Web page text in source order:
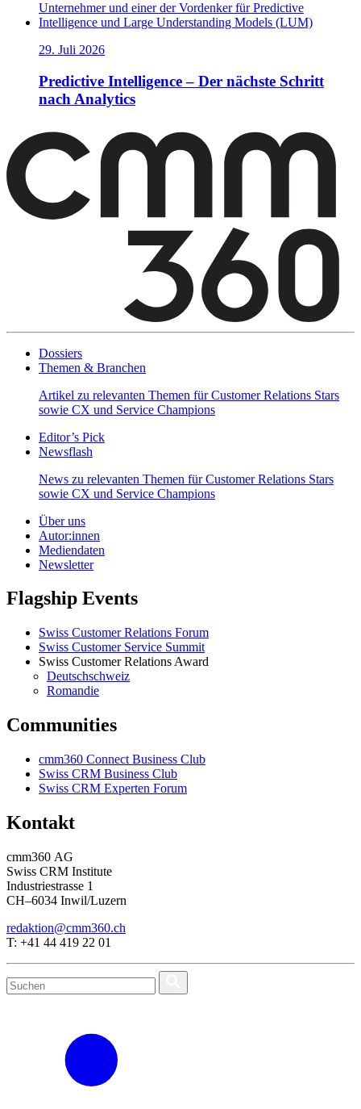
29. Juli 2026
Predictive Intelligence – Der nächste Schritt
nach Analytics
Dossiers
Themen & Branchen
Artikel zu relevanten Themen für Customer Relations Stars
sowie CX und Service Champions
Editor’s Pick
Newsflash
News zu relevanten Themen für Customer Relations Stars
sowie CX und Service Champions
Über uns
Autor:innen
Mediendaten
Newsletter
Flagship Events
Swiss Customer Relations Forum
Swiss Customer Service Summit
Swiss Customer Relations Award
Deutschschweiz
Romandie
Communities
cmm360 Connect Business Club
Swiss CRM Business Club
Swiss CRM Experten Forum
Kontakt
cmm360 AG
Swiss CRM Institute
Industriestrasse 1
CH–6034 Inwil/Luzern
redaktion@cmm360.ch
T: +41 44 419 22 01